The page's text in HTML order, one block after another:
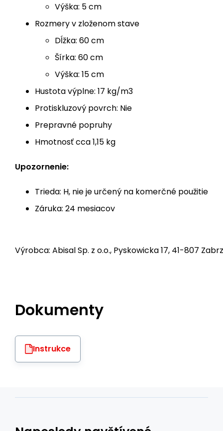
Výška: 5 cm
Rozmery v zloženom stave
Dĺžka: 60 cm
Šírka: 60 cm
Výška: 15 cm
Hustota výplne: 17 kg/m3
Protiskluzový povrch: Nie
Prepravné popruhy
Hmotnosť cca 1,15 kg
Upozornenie:
Trieda: H, nie je určený na komerčné použitie
Záruka: 24 mesiacov
Výrobca: Abisal Sp. z o.o., Pyskowicka 17, 41-807
Dokumenty
Instrukce